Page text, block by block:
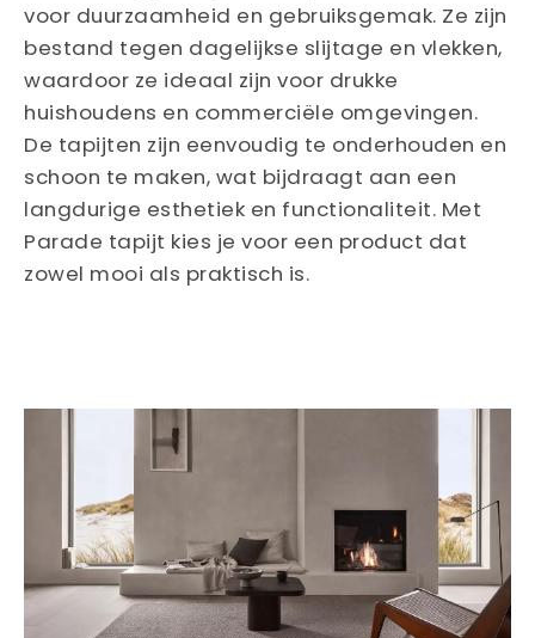
voor duurzaamheid en gebruiksgemak. Ze zijn
bestand tegen dagelijkse slijtage en vlekken,
waardoor ze ideaal zijn voor drukke
huishoudens en commerciële omgevingen.
De tapijten zijn eenvoudig te onderhouden en
schoon te maken, wat bijdraagt aan een
langdurige esthetiek en functionaliteit. Met
Parade tapijt kies je voor een product dat
zowel mooi als praktisch is.